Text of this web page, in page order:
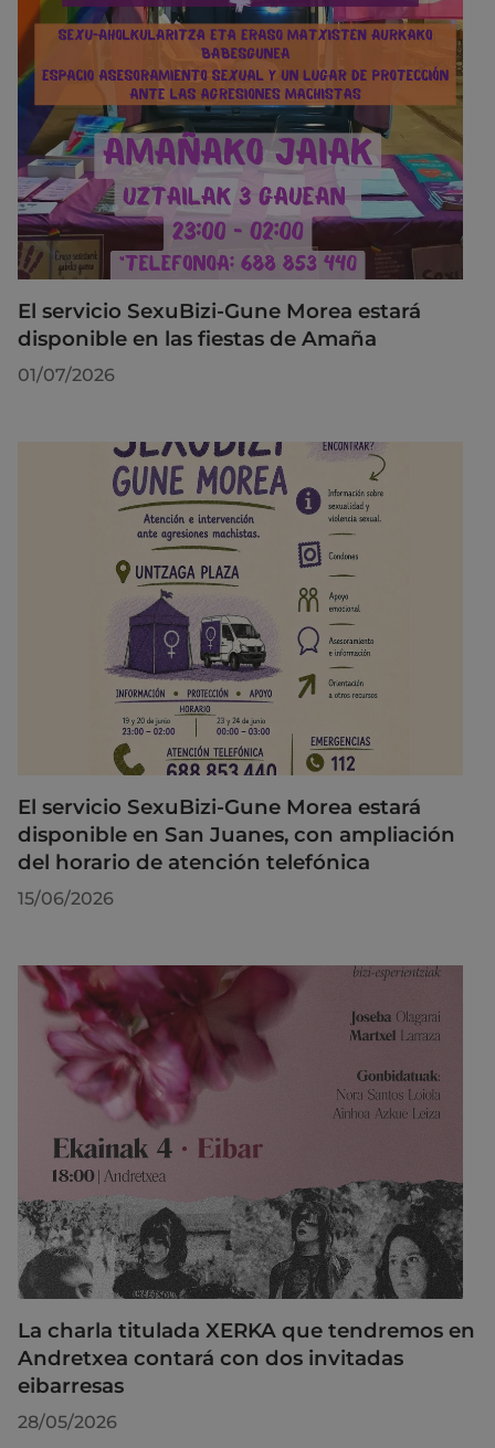
El servicio SexuBizi-Gune Morea estará
disponible en las fiestas de Amaña
01/07/2026
El servicio SexuBizi-Gune Morea estará
disponible en San Juanes, con ampliación
del horario de atención telefónica
15/06/2026
La charla titulada XERKA que tendremos en
Andretxea contará con dos invitadas
eibarresas
28/05/2026